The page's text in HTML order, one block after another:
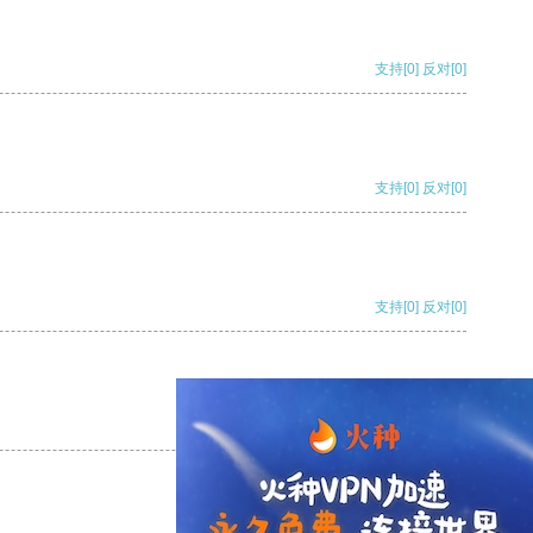
支持[0] 反对[0]
支持[0] 反对[0]
支持[0] 反对[0]
支持